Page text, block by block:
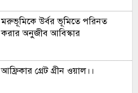
মরুভূমিকে উর্বর ভূমিতে পরিনত
করার অনুজীব আবিস্কার
আফ্রিকার গ্রেট গ্রীন ওয়াল।।